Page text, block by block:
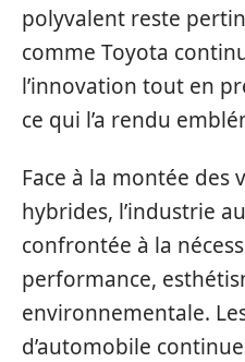
polyvalent reste
comme Toyota
l’innovation tout en
ce qui l’a rendu
Face à la montée des
hybrides, l’industrie
confrontée à la
performance,
environnementale.
d’automobile